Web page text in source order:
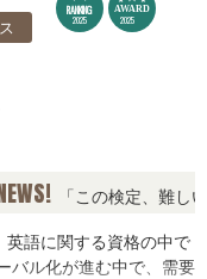
RANKING
2025
AWARD
2025
「この検定、難しい？
英語に関する資格の中で
バル化が進む中で、需要